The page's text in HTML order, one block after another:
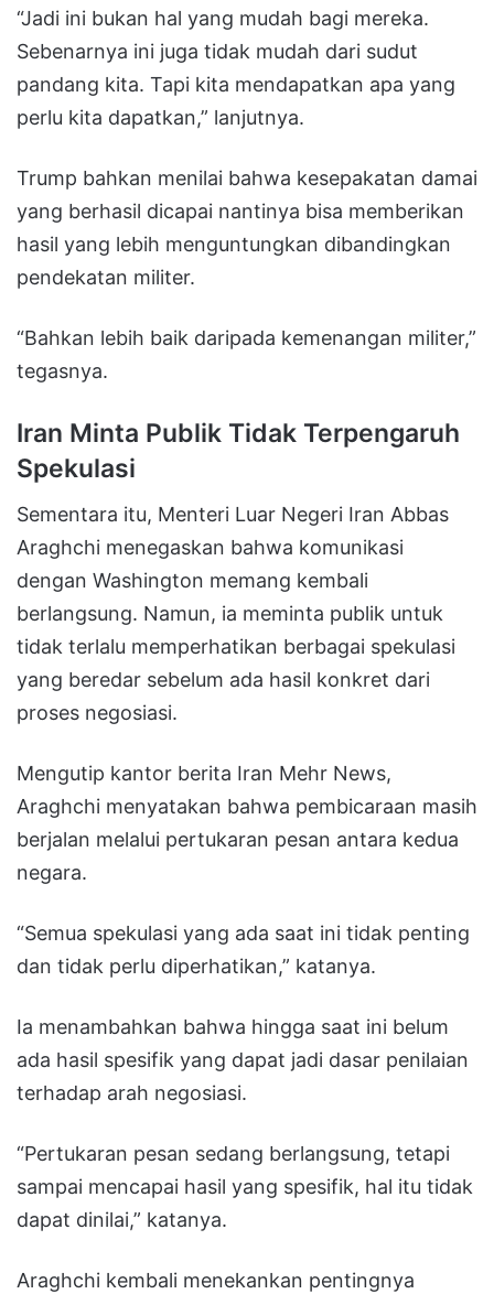
“Jadi ini bukan hal yang mudah bagi mereka.
Sebenarnya ini juga tidak mudah dari sudut
pandang kita. Tapi kita mendapatkan apa yang
perlu kita dapatkan,” lanjutnya.
Trump bahkan menilai bahwa kesepakatan damai
yang berhasil dicapai nantinya bisa memberikan
hasil yang lebih menguntungkan dibandingkan
pendekatan militer.
“Bahkan lebih baik daripada kemenangan militer,”
tegasnya.
Iran Minta Publik Tidak Terpengaruh
Spekulasi
Sementara itu, Menteri Luar Negeri Iran Abbas
Araghchi menegaskan bahwa komunikasi
dengan Washington memang kembali
berlangsung. Namun, ia meminta publik untuk
tidak terlalu memperhatikan berbagai spekulasi
yang beredar sebelum ada hasil konkret dari
proses negosiasi.
Mengutip kantor berita Iran Mehr News,
Araghchi menyatakan bahwa pembicaraan masih
berjalan melalui pertukaran pesan antara kedua
negara.
“Semua spekulasi yang ada saat ini tidak penting
dan tidak perlu diperhatikan,” katanya.
Ia menambahkan bahwa hingga saat ini belum
ada hasil spesifik yang dapat jadi dasar penilaian
terhadap arah negosiasi.
“Pertukaran pesan sedang berlangsung, tetapi
sampai mencapai hasil yang spesifik, hal itu tidak
dapat dinilai,” katanya.
Araghchi kembali menekankan pentingnya